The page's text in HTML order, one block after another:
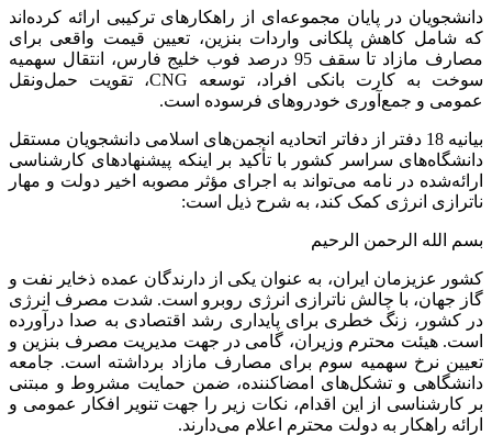
دانشجویان در پایان مجموعه‌ای از راهکارهای ترکیبی ارائه کرده‌اند
که شامل کاهش پلکانی واردات بنزین، تعیین قیمت واقعی برای
مصارف مازاد تا سقف 95 درصد فوب خلیج فارس، انتقال سهمیه
سوخت به کارت بانکی افراد، توسعه CNG، تقویت حمل‌ونقل
عمومی و جمع‌آوری خودروهای فرسوده است.
بیانیه 18 دفتر از دفاتر اتحادیه انجمن‌های اسلامی دانشجویان مستقل
دانشگاه‌های سراسر کشور با تأکید بر اینکه پیشنهادهای کارشناسی
ارائه‌شده در نامه می‌تواند به اجرای مؤثر مصوبه اخیر دولت و مهار
ناترازی انرژی کمک کند، به شرح ذیل است:
بسم الله الرحمن الرحیم
کشور عزیزمان ایران، به عنوان یکی از دارندگان عمده ذخایر نفت و
گاز جهان، با چالش ناترازی انرژی روبرو است. شدت مصرف انرژی
در کشور، زنگ خطری برای پایداری رشد اقتصادی به صدا درآورده
است. هیئت محترم وزیران، گامی در جهت مدیریت مصرف بنزین و
تعیین نرخ سهمیه سوم برای مصارف مازاد برداشته است. جامعه
دانشگاهی و تشکل‌های امضاکننده، ضمن حمایت مشروط و مبتنی
بر کارشناسی از این اقدام، نکات زیر را جهت تنویر افکار عمومی و
ارائه راهکار به دولت محترم اعلام می‌دارند.